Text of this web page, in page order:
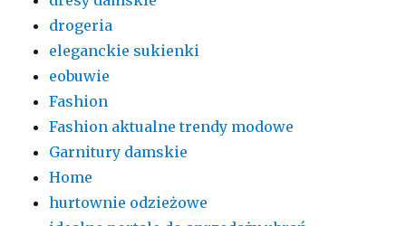
drogeria
eleganckie sukienki
eobuwie
Fashion
Fashion aktualne trendy modowe
Garnitury damskie
Home
hurtownie odzieżowe